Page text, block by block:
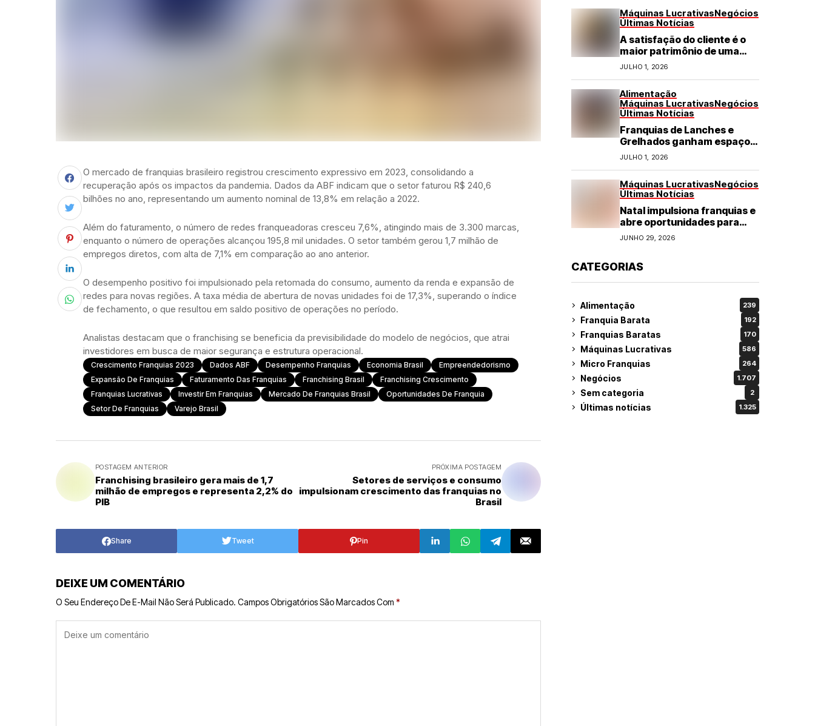
O mercado de franquias brasileiro registrou crescimento expressivo em 2023, consolidando a
recuperação após os impactos da pandemia. Dados da ABF indicam que o setor faturou R$ 240,6
bilhões no ano, representando um aumento nominal de 13,8% em relação a 2022.
Além do faturamento, o número de redes franqueadoras cresceu 7,6%, atingindo mais de 3.300 marcas,
enquanto o número de operações alcançou 195,8 mil unidades. O setor também gerou 1,7 milhão de
empregos diretos, com alta de 7,1% em comparação ao ano anterior.
O desempenho positivo foi impulsionado pela retomada do consumo, aumento da renda e expansão de
redes para novas regiões. A taxa média de abertura de novas unidades foi de 17,3%, superando o índice
de fechamento, o que resultou em saldo positivo de operações no período.
Analistas destacam que o franchising se beneficia da previsibilidade do modelo de negócios, que atrai
investidores em busca de maior segurança e estrutura operacional.
Crescimento Franquias 2023 Dados ABF Desempenho Franquias Economia Brasil
Empreendedorismo
Expansão De Franquias
Faturamento Das Franquias Franchising Brasil
Franchising Crescimento
Franquias Lucrativas
Investir Em Franquias Mercado De Franquias Brasil
Oportunidades De Franquia
Setor De Franquias
Varejo Brasil
POSTAGEM ANTERIOR
Franchising brasileiro gera mais de 1,7
milhão de empregos e representa 2,2% do
PIB
PRÓXIMA POSTAGEM
Setores de serviços e consumo
impulsionam crescimento das franquias no
Brasil
Share Tweet Pin
DEIXE UM COMENTÁRIO
O Seu Endereço De E-Mail Não Será Publicado. Campos Obrigatórios São Marcados Com *
Máquinas LucrativasNegócios
Últimas Notícias
A satisfação do cliente é o
maior patrimônio de uma
franquia
JULHO 1, 2026
Alimentação
Máquinas LucrativasNegócios
Últimas Notícias
Franquias de Lanches e
Grelhados ganham espaço
com demanda por refeições
rápidas e de qualidade
JULHO 1, 2026
Máquinas LucrativasNegócios
Últimas Notícias
Natal impulsiona franquias e
abre oportunidades para
diversos segmentos do
JUNHO 29, 2026
CATEGORIAS
Alimentação 239
Franquia Barata 192
Franquias Baratas 170
Máquinas Lucrativas 586
Micro Franquias 264
Negócios 1.707
Sem categoria 2
Últimas notícias 1.325